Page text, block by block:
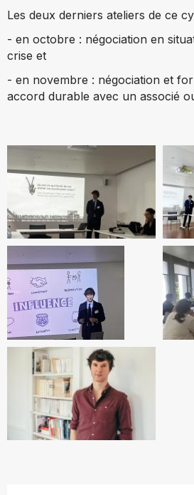
Les deux derniers ateliers de ce
- en octobre : négociation en
crise et
- en novembre : négociation et
accord durable avec un associé